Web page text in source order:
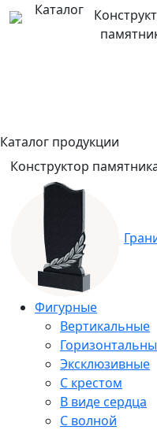
Каталог
Каталог продукции
Конструктор
Фигурные
Вертикальные
Эксклюзивные
С крестом
В виде сердца
С волной